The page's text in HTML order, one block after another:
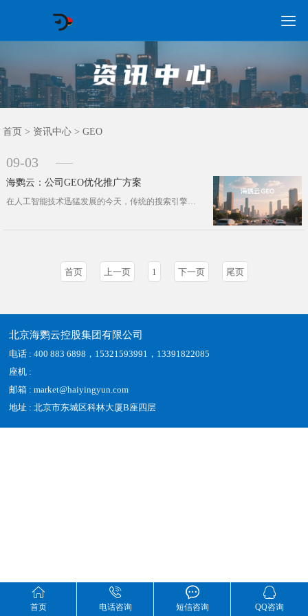

首页
GEO常见问题
GEO优化
海外GEO
网络营销
企业培训
软件开发
政策申报
资讯中心
关于我们

首页

电话咨询

短信咨询

QQ咨询
首页 > 资讯中心 >GEO
09-03
海鹦云：公司GEO优化推广方案
在人工智能技术迅猛发展的今天，传统的搜索引擎优化(SEO)与广告投放模式正面临前所未有的挑战。用户不再满足于点击链接获取信息，···
首页 上一页 1 下一页 尾页
北京海鹦云控股集团有限公司
电话 : 400 883 6898，15321593991，13391822085
座机 :
邮箱 : market@haiyingyun.com
地址 : 北京市东城区科林大厦B座四层